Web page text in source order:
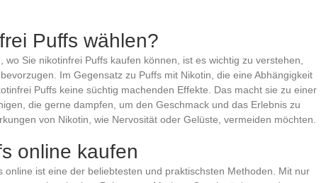
Puffs wählen?
wo Sie nikotinfrei Puffs kaufen können, ist es wichtig zu verstehen,
Im Gegensatz zu Puffs mit Nikotin, die eine Abhängigkeit
Puffs keine süchtig machenden Effekte. Das macht sie zu einer
die gerne dampfen, um den Geschmack und das Erlebnis zu
von Nikotin, wie Nervosität oder Gelüste, vermeiden möchten.
online kaufen
online ist eine der beliebtesten und praktischsten Methoden. Mit nur